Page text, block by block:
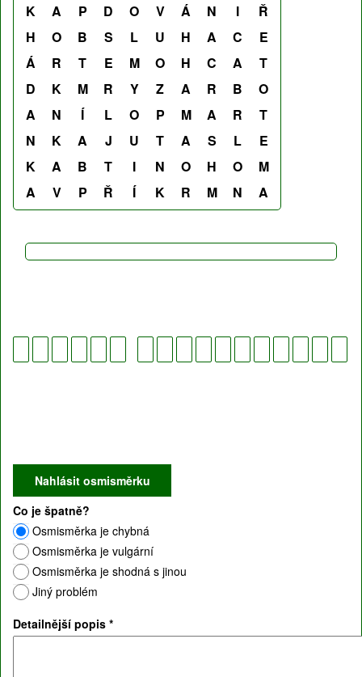
K
A P D O V Á N I
Ř
H
O B S L U H A C
E
Á
R T E M O H C A
T
D
K M R Y Z A R B
O
A
N Í L O P M A R
T
N
K A J U T A S L
E
K
A B T I N O H O
M
A
V P Ř Í K R M N A
Co je špatně?
Osmisměrka je chybná
Osmisměrka je vulgární
Osmisměrka je shodná s jinou
Jiný problém
Detailnější popis *